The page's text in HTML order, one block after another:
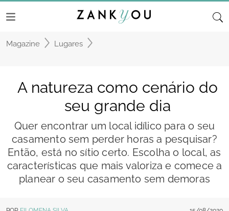
Magazine Lugares
A natureza como cenário do
seu grande dia
Quer encontrar um local idílico para o seu
casamento sem perder horas a pesquisar?
Então, está no sítio certo. Escolha o local, as
características que mais valoriza e comece a
planear o seu casamento sem demoras